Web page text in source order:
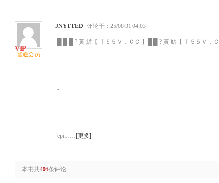
普通会员
JNYTTED 评论于：25/08/31 04:03
█ █ █ ? 黃 魸【 Ｔ５５Ｖ．ＣＣ 】█ █ ? 黃 魸【 Ｔ５５Ｖ．
-
-
-
epi……[更多]
本书共406条评论